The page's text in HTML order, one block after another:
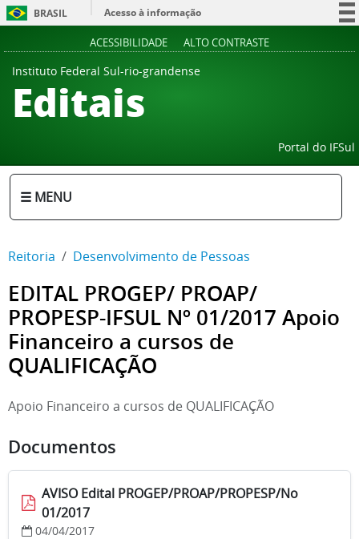
BRASIL
Acesso à informação
ACESSIBILIDADE ALTO CONTRASTE
Instituto Federal Sul-rio-grandense
Editais
Portal do IFSul
☰ MENU
Reitoria Desenvolvimento de Pessoas
EDITAL PROGEP/ PROAP/
PROPESP-IFSUL Nº 01/2017 Apoio
Financeiro a cursos de
QUALIFICAÇÃO
Apoio Financeiro a cursos de QUALIFICAÇÃO
Documentos
AVISO Edital PROGEP/PROAP/PROPESP/No
01/2017
04/04/2017